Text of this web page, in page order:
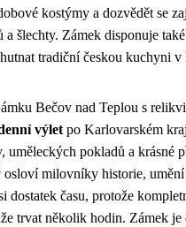
kostýmy a dozvědět se
a šlechty. Zámek disponuje
tradiční českou kuchyni v
Bečov nad Teplou s
výlet po Karlovarském
uměleckých pokladů a krásné
osloví milovníky historie,
dostatek času, protože
trvat několik hodin. Zámek je